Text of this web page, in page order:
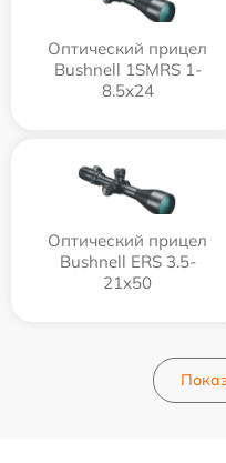
Оптический прицел
Bushnell 1SMRS 1-
8.5x24
Оптический прицел
Bushnell ERS 3.5-
21x50